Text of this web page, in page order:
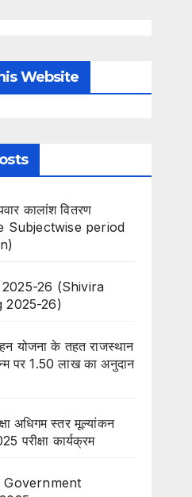
Website
कालांश वितरण
Subjectwise period
2025-26 (Shivira
2025-26)
योजना के तहत राजस्थान
पर 1.50 लाख का अनुदान
अधिगम स्तर मूल्यांकन
परीक्षा कार्यक्रम
Government